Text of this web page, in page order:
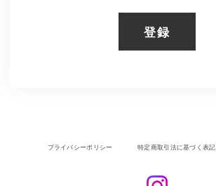
登録
プライバシーポリシー 特定商取引法に基づく表記